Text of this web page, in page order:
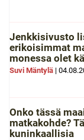
Jenkkisivusto
erikoisimmat
monessa olet
Suvi Mäntylä |
Onko tässä
matkakohde?
kuninkaallisia